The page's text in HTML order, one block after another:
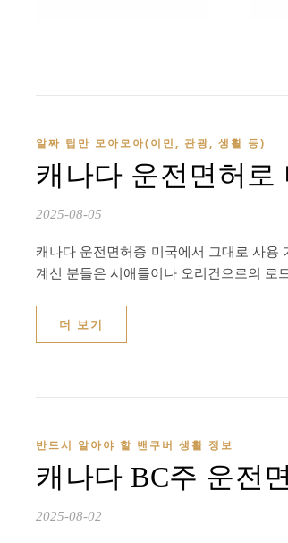
알짜 팁만 모아모아(이민, 관광, 생활 등)
캐나다 운전면허로
2025-08-05
캐나다 운전면허증 미국에서 그대로 사용
계신 분들은 시애틀이나 오리건으로의
더 보기
반드시 알아야 할 밴쿠버 생활 정보
캐나다 BC주 운전
2025-08-02